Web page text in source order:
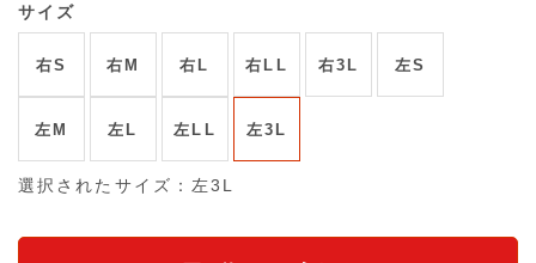
サイズ
右S 右M 右L 右LL 右3L 左S
左M 左L 左LL 左3L
選択されたサイズ：左3L